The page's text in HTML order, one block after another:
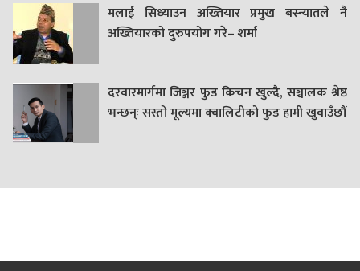
मलाई सिध्याउन अख्तियार प्रमुख बस्न्यातले नै
अख्तियारको दुरुपयोग गरे– शर्मा
दरवारमार्गमा जिञ्जर फुड किचन खुल्दै, सञ्चालक श्रेष्ठ
भन्छन्ः सस्तो मूल्यमा क्वालिटीको फुड हामी खुवाउँछौं